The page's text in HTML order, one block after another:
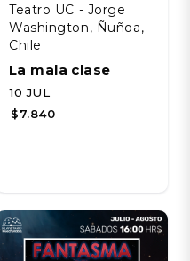
Teatro UC - Jorge
Washington, Ñuñoa,
Chile
La mala clase
10 JUL
$7.840